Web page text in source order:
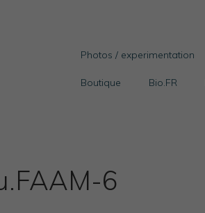
Photos / experimentation
Boutique Bio.FR
6